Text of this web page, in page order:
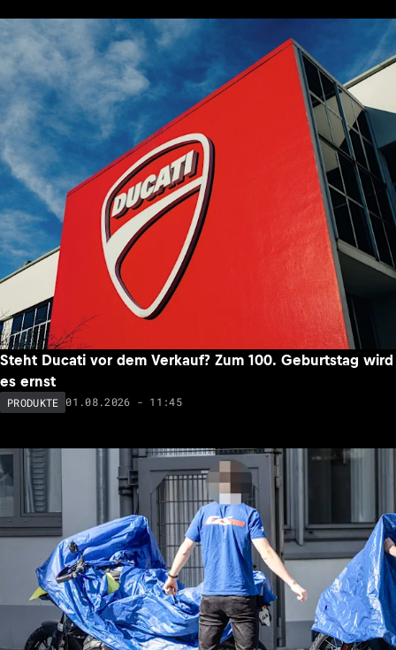
Steht Ducati vor dem Verkauf? Zum 100. Geburtstag wird
es ernst
PRODUKTE 01.08.2026 - 11:45